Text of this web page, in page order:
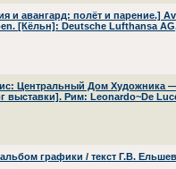
и авангард: полёт и парение.]
[Кёльн]: Deutsche Lufthansa
Центральный Дом Художника
выставки]. Рим: Leonardo~De
графики / текст Г.В.